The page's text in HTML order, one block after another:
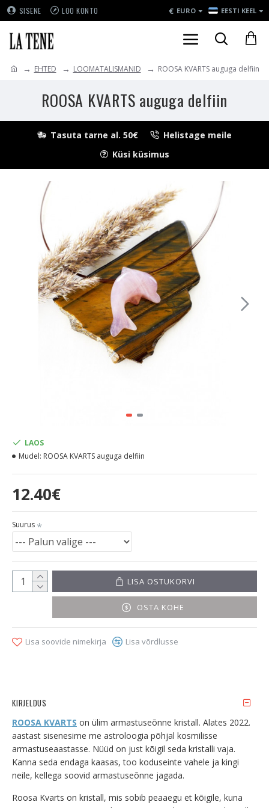
SISENE LOO KONTO € EURO EESTI KEEL
EHTED LOOMATALISMANID ROOSA KVARTS auguga delfiin
ROOSA KVARTS auguga delfiin
Tasuta tarne al. 50€
Helistage meile
Küsi küsimus
12.40€
LAOS
Mudel: ROOSA KVARTS auguga delfiin
Suurus
LISA OSTUKORVI
OSTA KOHE
Lisa soovide nimekirja Lisa võrdlusse
KIRJELDUS
ROOSA KVARTS on ülim armastuseõnne kristall. Alates 2022.
aastast sisenesime me astroloogia põhjal kosmilisse
armastuseaastasse. Nüüd on just kõigil seda kristalli vaja.
Kanna seda endaga kaasas, too koduseinte vahele ja kingi
neile, kellega soovid armastuseõnne jagada.
Roosa Kvarts on kristall, mis sobib peaaegu et kõigile, kuna